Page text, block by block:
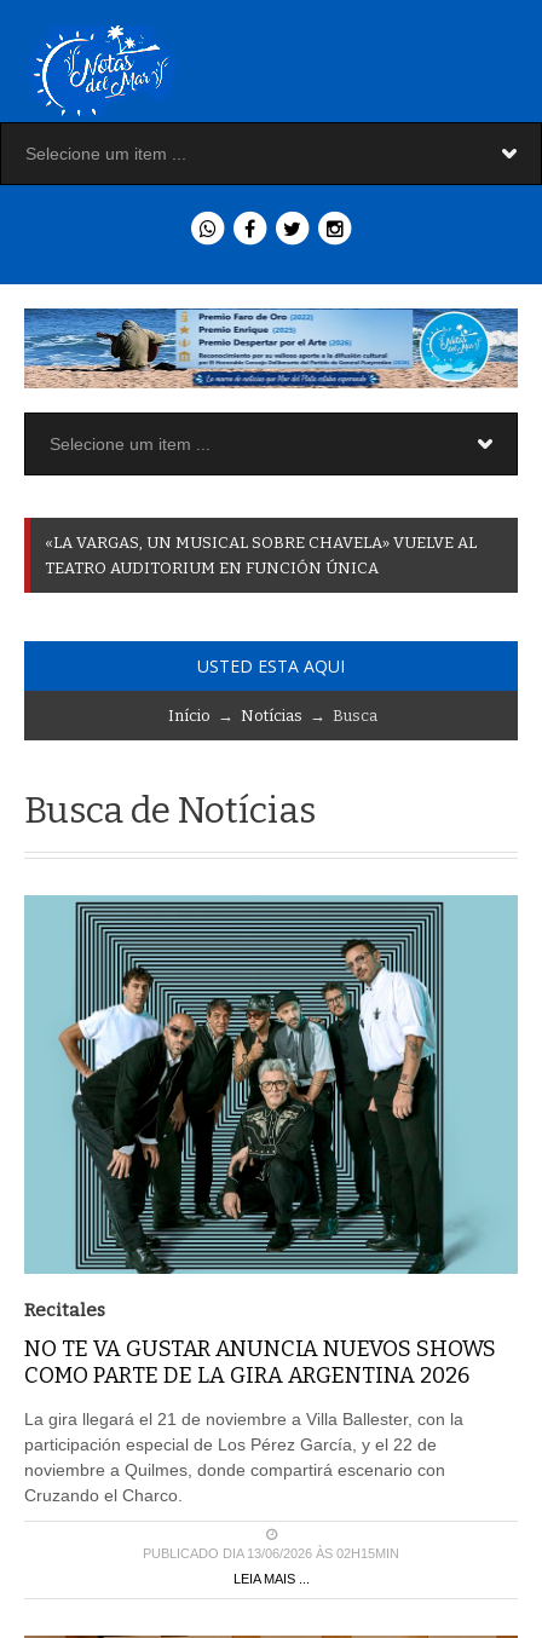
«LA VARGAS UN MUSICAL SOBRE CHAVELA» VUELVE AL
TEATRO AUDITORIUM EN FUNCIÓN ÚNICA
USTED ESTA AQUI
Início → Notícias → Busca
Busca de Notícias
Recitales
NO TE VA GUSTAR ANUNCIA NUEVOS SHOWS
COMO PARTE DE LA GIRA ARGENTINA 2026
La gira llegará el 21 de noviembre a Villa Ballester, con la
participación especial de Los Pérez García, y el 22 de
noviembre a Quilmes, donde compartirá escenario con
Cruzando el Charco.
PUBLICADO DIA 13/06/2026 ÀS 02H15MIN
LEIA MAIS ...